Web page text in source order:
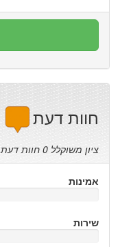
חוות דעת
ציון משוקלל 0 חוות דעת
אמינות
שירות